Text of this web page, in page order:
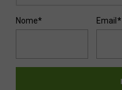
Nome* Email*